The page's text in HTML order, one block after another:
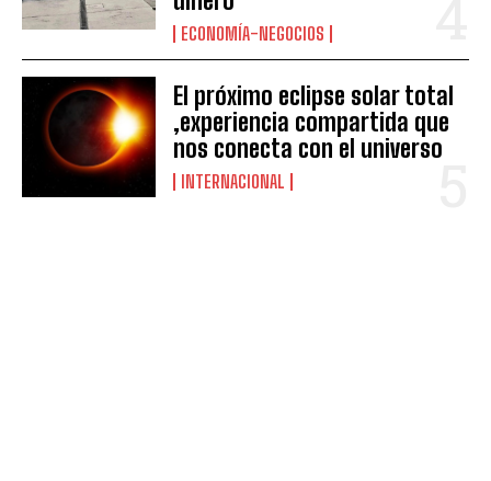
ECONOMÍA-NEGOCIOS
El próximo eclipse solar total
,experiencia compartida que
nos conecta con el universo
INTERNACIONAL